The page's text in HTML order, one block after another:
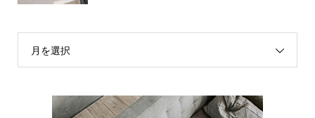
月を選択